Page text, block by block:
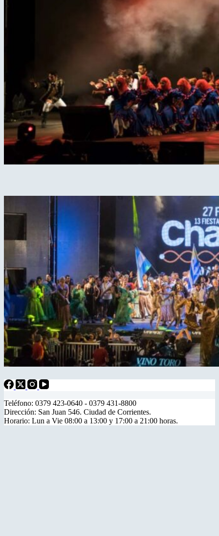
Teléfono: 0379 423-0640 - 0379 431-8800
Dirección: San Juan 546. Ciudad de Corrientes.
Horario: Lun a Vie 08:00 a 13:00 y 17:00 a 21:00 horas.